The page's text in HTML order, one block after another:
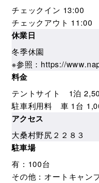
チェックイン 13:00
チェックアウト 11:00
休業日
冬季休園
※参照：https://
料金
テントサイト 1泊
駐車利用料 車 1台
アクセス
大桑村野尻２２８３
駐車場
有：100台
その他：オートキャン